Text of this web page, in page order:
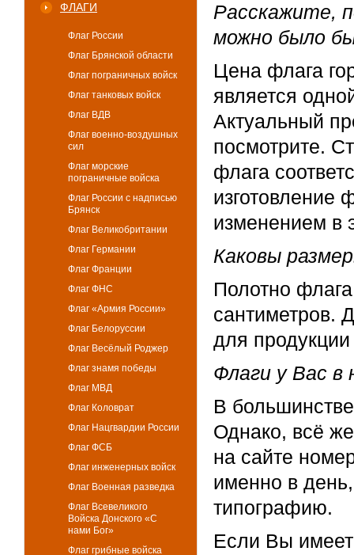
ФЛАГИ
Флаг России
Флаг Брянской области
Флаг пограничных войск
Флаг танковых войск
Флаг ВДВ
Флаг военно-воздушных
сил
Флаг морские
пограничные войска
Флаг России с надписью
Брянск
Флаг Великобритании
Флаг Германии
Флаг Франции
Флаг ФНС
Флаг «Армия России»
Флаг Белоруссии
Флаг Весёлый Роджер
Флаг знамя победы
Флаг МВД
Флаг Коловрат
Флаг Нацгвардии России
Флаг ФСБ
Флаг инженерных войск
Флаг Военная разведка
Флаг Всевеликого
Войска Донского «С
нами Бог»
Флаг грибные войска
Расскажите,
можно было
Цена флага
является
Актуальный
посмотрите.
флага
изготовление
изменением в
Каковы
Полотно
сантиметров.
для продукции
Флаги у Вас в
В
Однако, всё
на сайте
именно в
типографию.
Если Вы